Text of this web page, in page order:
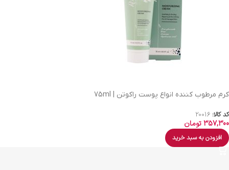
کرم مرطوب کننده انواع پوست راکوتن | 75ml
کد کالا: 20016
357,300تومان
افزودن به سبد خرید